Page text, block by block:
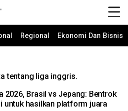
Regional Ekonomi Dan Bisnis
tentang liga inggris.
2026, Brasil vs Jepang: Bentrok
untuk hasilkan platform juara